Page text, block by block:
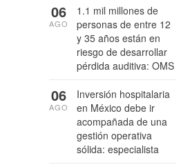
1.1 mil millones de
personas de entre 12
y 35 años están en
riesgo de desarrollar
pérdida auditiva: OMS
06
AGO
Inversión hospitalaria
en México debe ir
acompañada de una
gestión operativa
sólida: especialista
06
AGO